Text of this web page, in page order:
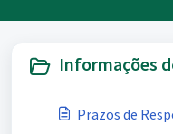
Informações
Prazos de